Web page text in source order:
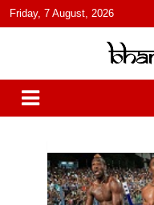
content
Friday, 7 August, 2026
हिंदी में समाचार, विचार, ऑडियो,
India: News, Views, Info,
और पॉडकास्ट